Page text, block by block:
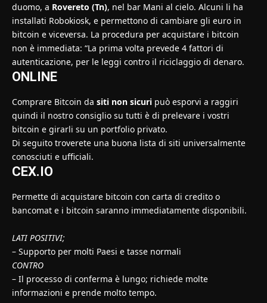
duomo, a Rovereto (Tn), nel bar Mani al cielo. Alcuni li ha
installati Robokiosk, e permettono di cambiare gli euro in
bitcoin e viceversa. La procedura per acquistare i bitcoin
non è immediata: “La prima volta prevede 4 fattori di
autenticazione, per le leggi contro il riciclaggio di denaro.
ONLINE
Comprare Bitcoin da siti non sicuri può esporvi a raggiri
quindi il nostro consiglio su tutti è di prelevare i vostri
bitcoin e girarli su un portfolio privato.
Di seguito troverete una buona lista di siti universalmente
conosciuti e ufficiali.
CEX.IO
Permette di acquistare bitcoin con carta di credito o
bancomat e i bitcoin saranno immediatamente disponibili.
LATI POSITIVI;
– Supporto per molti Paesi e tasse normali
CONTRO
– Il processo di conferma è lungo; richiede molte
informazioni e prende molto tempo.